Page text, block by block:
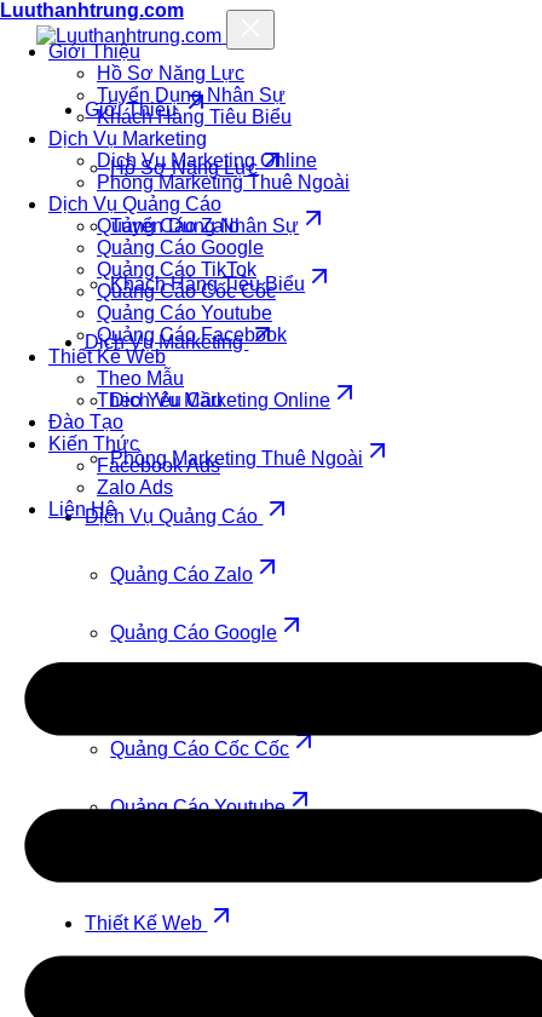
Luuthanhtrung.com
Giới Thiệu
Hồ Sơ Năng Lực
Tuyển Dụng Nhân Sự
Khách Hàng Tiêu Biểu
Dịch Vụ Marketing
Dịch Vụ Marketing Online
Phòng Marketing Thuê Ngoài
Dịch Vụ Quảng Cáo
Quảng Cáo Zalo
Quảng Cáo Google
Quảng Cáo TikTok
Quảng Cáo Cốc Cốc
Quảng Cáo Youtube
Quảng Cáo Facebook
Thiết Kế Web
Theo Mẫu
Theo Yêu Cầu
Đào Tạo
Kiến Thức
Facebook Ads
Zalo Ads
Liên Hệ
Giới Thiệu
Hồ Sơ Năng Lực
Tuyển Dụng Nhân Sự
Khách Hàng Tiêu Biểu
Dịch Vụ Marketing
Dịch Vụ Marketing Online
Phòng Marketing Thuê Ngoài
Dịch Vụ Quảng Cáo
Quảng Cáo Zalo
Quảng Cáo Google
Quảng Cáo Cốc Cốc
Quảng Cáo Youtube
Thiết Kế Web